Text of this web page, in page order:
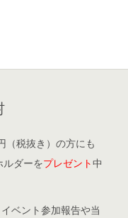
（税抜き）の方にも
ルダーをプレゼント中
ベント参加報告や当